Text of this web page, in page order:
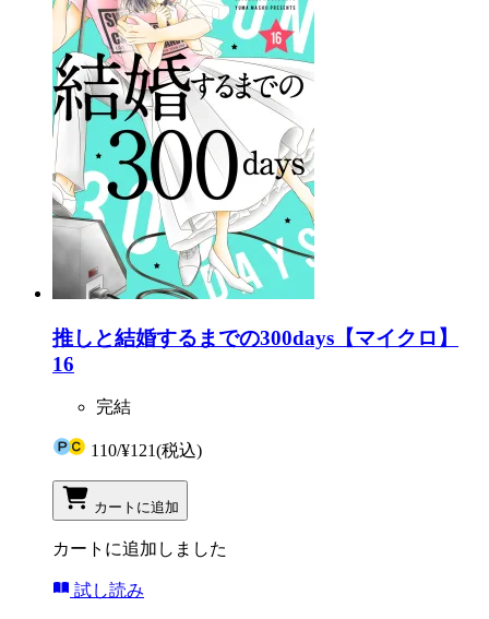
推しと結婚するまでの300days【マイクロ】
16
完結
110/¥121(税込)
カートに追加
カートに追加しました
試し読み